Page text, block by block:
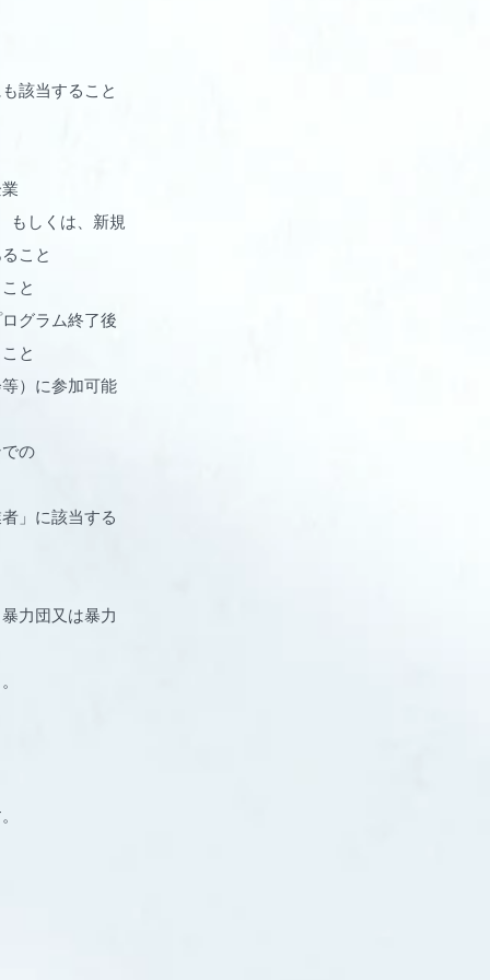
該当すること
もしくは、新規
ること
と
グラム終了後
と
）に参加可能
の
」に該当する
力団又は暴力